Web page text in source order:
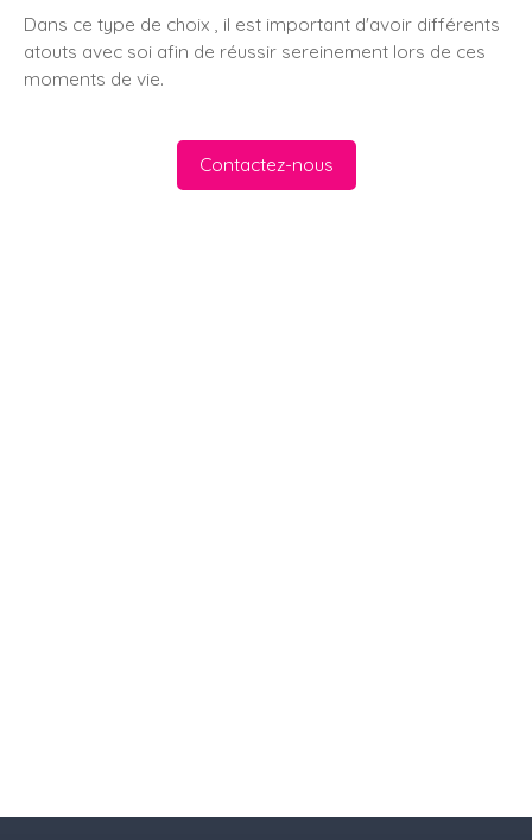
Dans ce type de choix , il est important d'avoir différents
atouts avec soi afin de réussir sereinement lors de ces
moments de vie.
Contactez-nous